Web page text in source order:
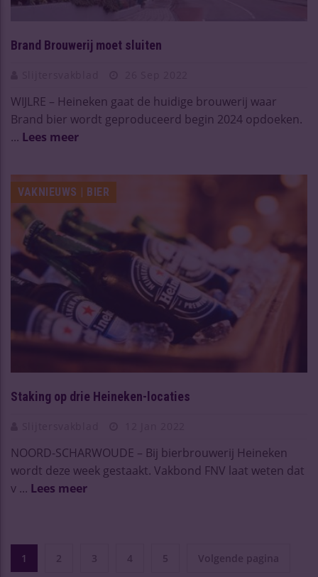
Brand Brouwerij moet sluiten
WIJLRE – Heineken gaat de huidige brouwerij waar
Brand bier wordt geproduceerd begin 2024 opdoeken.
... Lees meer
VAKNIEUWS | BIER
Staking op drie Heineken-locaties
NOORD-SCHARWOUDE – Bij bierbrouwerij Heineken
wordt deze week gestaakt. Vakbond FNV laat weten dat
v ... Lees meer
1 2 3 4 5 Volgende pagina